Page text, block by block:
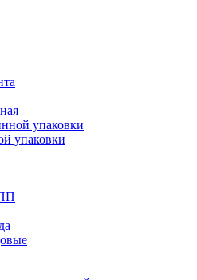
упаковки
упаковки